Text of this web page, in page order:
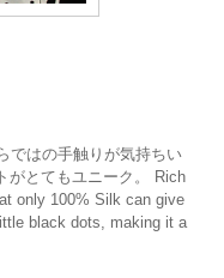
ではの手触りが気持ちい
がとてもユニーク。 Rich
only 100% Silk can give
black dots, making it a